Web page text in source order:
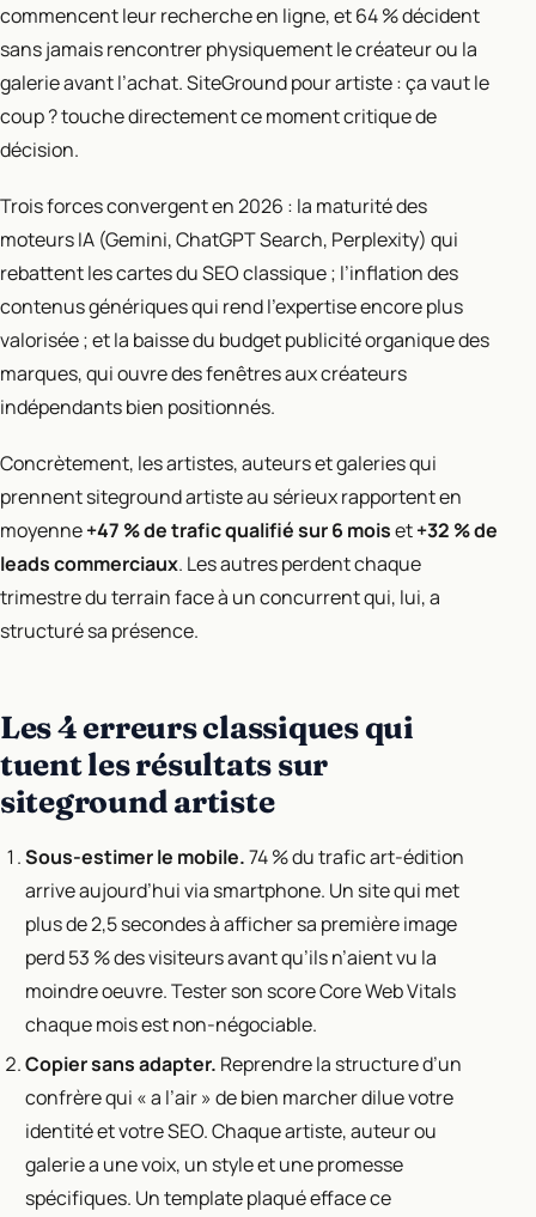
commencent leur recherche en ligne, et 64 % décident
sans jamais rencontrer physiquement le créateur ou la
galerie avant l’achat. SiteGround pour artiste : ça vaut le
coup ? touche directement ce moment critique de
décision.
Trois forces convergent en 2026 : la maturité des
moteurs IA (Gemini, ChatGPT Search, Perplexity) qui
rebattent les cartes du SEO classique ; l’inflation des
contenus génériques qui rend l’expertise encore plus
valorisée ; et la baisse du budget publicité organique des
marques, qui ouvre des fenêtres aux créateurs
indépendants bien positionnés.
Concrètement, les artistes, auteurs et galeries qui
prennent siteground artiste au sérieux rapportent en
moyenne+47 % de trafic qualifié sur 6 moiset+32 % de
leads commerciaux. Les autres perdent chaque
trimestre du terrain face à un concurrent qui, lui, a
structuré sa présence.
Les 4 erreurs classiques qui
tuent les résultats sur
siteground artiste
Sous-estimer le mobile.74 % du trafic art-édition
arrive aujourd’hui via smartphone. Un site qui met
plus de 2,5 secondes à afficher sa première image
perd 53 % des visiteurs avant qu’ils n’aient vu la
moindre oeuvre. Tester son score Core Web Vitals
chaque mois est non-négociable.
Copier sans adapter. Reprendre la structure d’un
confrère qui « a l’air » de bien marcher dilue votre
identité et votre SEO. Chaque artiste, auteur ou
galerie a une voix, un style et une promesse
spécifiques. Un template plaqué efface ce